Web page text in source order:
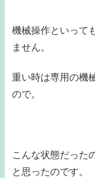
機械操作といって
ません。
重い時は専用の機
ので。
こんな状態だった
と思ったのです。